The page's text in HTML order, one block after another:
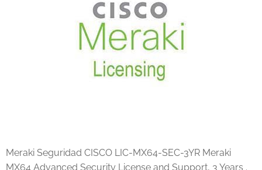
Meraki Seguridad CISCO LIC-MX64-SEC-3YR Meraki
MX64 Advanced Security License and Support, 3 Years .